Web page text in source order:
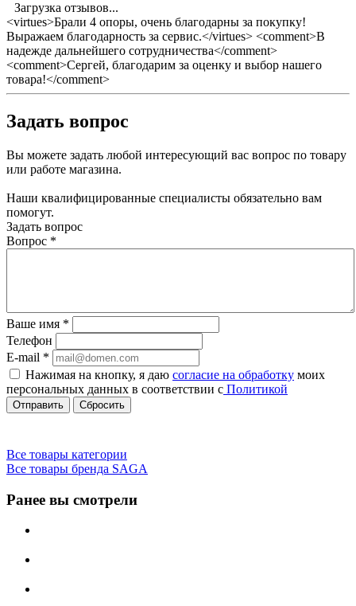
Загрузка отзывов...
<virtues>Брали 4 опоры, очень благодарны за покупку!
Выражаем благодарность за сервис.</virtues> <comment>В
надежде дальнейшего сотрудничества</comment>
<comment>Сергей, благодарим за оценку и выбор нашего
товара!</comment>
Задать вопрос
Вы можете задать любой интересующий вас вопрос по товару
или работе магазина.
Наши квалифицированные специалисты обязательно вам
помогут.
Задать вопрос
Вопрос *
Ваше имя *
Телефон
E-mail *
Нажимая на кнопку, я даю согласие на обработку моих
персональных данных в соответствии с Политикой
Сбросить
Все товары категории
Все товары бренда SAGA
Ранее вы смотрели